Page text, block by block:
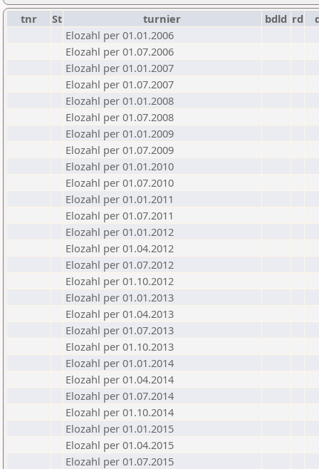
tnr St turnier bdld rd
Elozahl per 01.01.2006
Elozahl per 01.07.2006
Elozahl per 01.01.2007
Elozahl per 01.07.2007
Elozahl per 01.01.2008
Elozahl per 01.07.2008
Elozahl per 01.01.2009
Elozahl per 01.07.2009
Elozahl per 01.01.2010
Elozahl per 01.07.2010
Elozahl per 01.01.2011
Elozahl per 01.07.2011
Elozahl per 01.01.2012
Elozahl per 01.04.2012
Elozahl per 01.07.2012
Elozahl per 01.10.2012
Elozahl per 01.01.2013
Elozahl per 01.04.2013
Elozahl per 01.07.2013
Elozahl per 01.10.2013
Elozahl per 01.01.2014
Elozahl per 01.04.2014
Elozahl per 01.07.2014
Elozahl per 01.10.2014
Elozahl per 01.01.2015
Elozahl per 01.04.2015
Elozahl per 01.07.2015